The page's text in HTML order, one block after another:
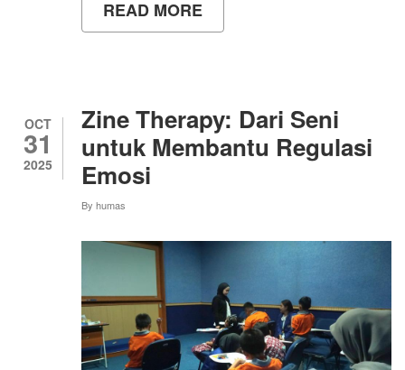
READ MORE
PENGAMBILAN
PERJALANAN
MAHASISWA
BARU
UNY
OCT
31
2025
Zine Therapy: Dari Seni
untuk Membantu Regulasi
Emosi
By humas